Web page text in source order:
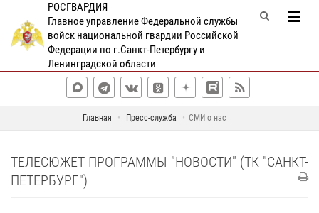
РОСГВАРДИЯ
Главное управление Федеральной службы
войск национальной гвардии Российской
Федерации по г.Санкт-Петербургу и
Ленинградской области
Главная Пресс-служба СМИ о нас
ТЕЛЕСЮЖЕТ ПРОГРАММЫ "НОВОСТИ" (ТК "САНКТ-
ПЕТЕРБУРГ")